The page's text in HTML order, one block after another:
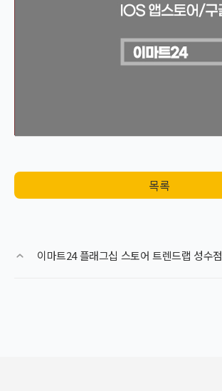
목록
이마트24 플래그십 스토어 트렌드랩 성수점